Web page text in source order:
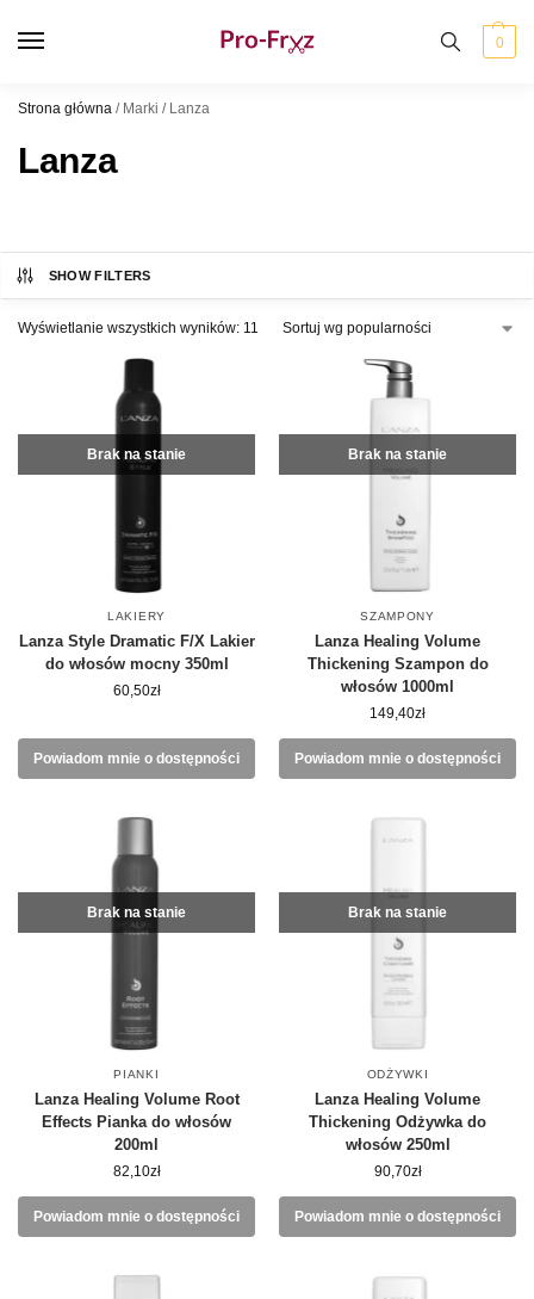
0
Strona główna / Marki / Lanza
Lanza
SHOW FILTERS
Wyświetlanie wszystkich wyników: 11
Brak na stanie
LAKIERY
Lanza Style Dramatic F/X Lakier
do włosów mocny 350ml
60,50zł
Powiadom mnie o dostępności
Brak na stanie
SZAMPONY
Lanza Healing Volume
Thickening Szampon do
włosów 1000ml
149,40zł
Powiadom mnie o dostępności
Brak na stanie
PIANKI
Lanza Healing Volume Root
Effects Pianka do włosów
200ml
82,10zł
Powiadom mnie o dostępności
Brak na stanie
ODŻYWKI
Lanza Healing Volume
Thickening Odżywka do
włosów 250ml
90,70zł
Powiadom mnie o dostępności